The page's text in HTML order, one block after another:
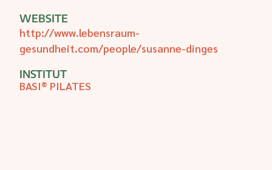
WEBSITE
http://www.lebensraum-
gesundheit.com/people/susanne-dinges
INSTITUT
BASI® PILATES